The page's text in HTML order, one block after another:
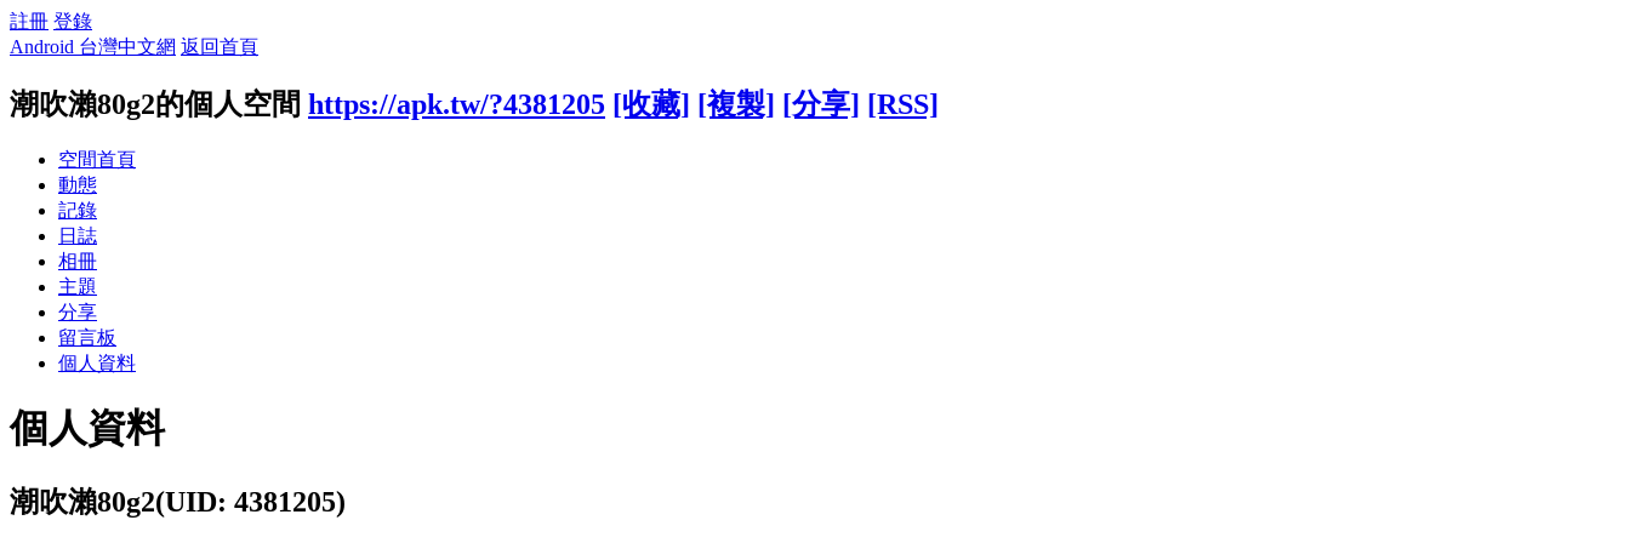
註冊 登錄
Android 台灣中文網 返回首頁
潮吹瀨80g2的個人空間 https://apk.tw/?4381205 [收藏] [複製] [分享] [RSS]
空間首頁
動態
記錄
日誌
相冊
主題
分享
留言板
個人資料
個人資料
潮吹瀨80g2(UID: 4381205)